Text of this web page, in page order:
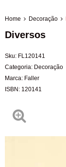
Home Decoração
Diversos
Sku: FL120141
Categoria: Decoração
Marca: Faller
ISBN: 120141